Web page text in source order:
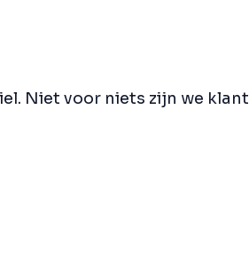
Niet voor niets zijn we